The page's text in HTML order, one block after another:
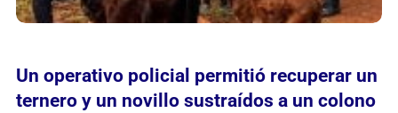
Un operativo policial permitió recuperar un
ternero y un novillo sustraídos a un colono